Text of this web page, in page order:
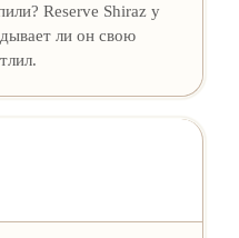
Reserve Shiraz у
ли он свою